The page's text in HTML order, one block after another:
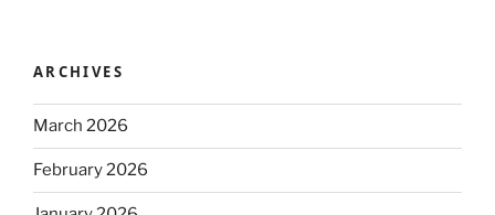
ARCHIVES
March 2026
February 2026